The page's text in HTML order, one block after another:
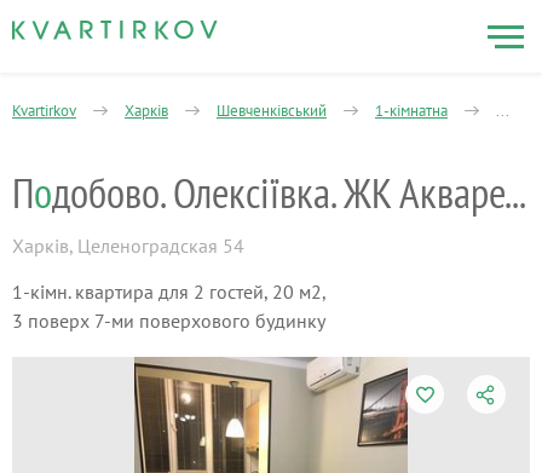
Kvartirkov Харків Шевченківський 1-кімнатна
По добово. Олексіївка. ЖК Акварелі
Харків, Целеноградская 54
1-кімн. квартира для 2 гостей, 20 м2,
3 поверх 7-ми поверхового будинку